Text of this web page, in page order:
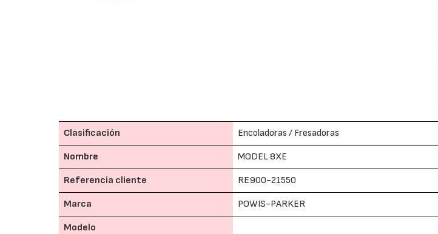
Clasificación Encoladoras / Fresadoras
Nombre MODEL 8XE
Referencia cliente RE900-21550
Marca POWIS-PARKER
Modelo